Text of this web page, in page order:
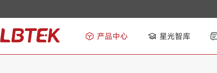
产品中心 星光智库